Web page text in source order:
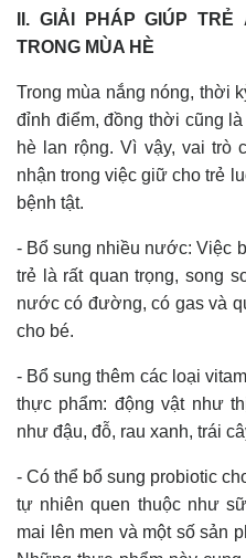
II. GIẢI PHÁP GIÚP
TRONG MÙA HÈ
Trong mùa nắng nóng, thời
đỉnh điểm, đồng thời cũng
hè lan rộng. Vì vậy, vai trò
nhận trong việc giữ cho trẻ
bệnh tật.
- Bổ sung nhiều nước: Việc
trẻ là rất quan trọng, song
nước có đường, có gas và
cho bé.
- Bổ sung thêm các loại
thực phẩm: động vật như
như đậu, đỗ, rau xanh, trái
- Có thể bổ sung probiotic
tự nhiên quen thuộc như
mai lên men và một số sản